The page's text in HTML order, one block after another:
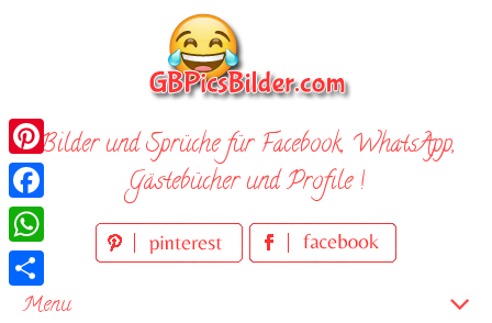
Bilder und Sprüche für Facebook, WhatsApp,
Gästebücher und Profile !
Menu
Pinterest
Facebook
WhatsApp
Teilen